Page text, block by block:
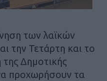
των λαϊκών
την Τετάρτη και το
Δημοτικής
προχωρήσουν τα